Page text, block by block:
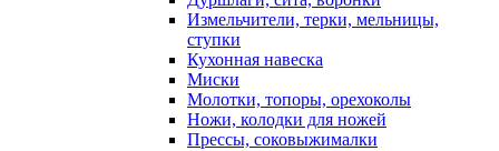
Измельчители, терки, мельницы,
ступки
Кухонная навеска
Миски
Молотки, топоры, орехоколы
Ножи, колодки для ножей
Прессы, соковыжималки